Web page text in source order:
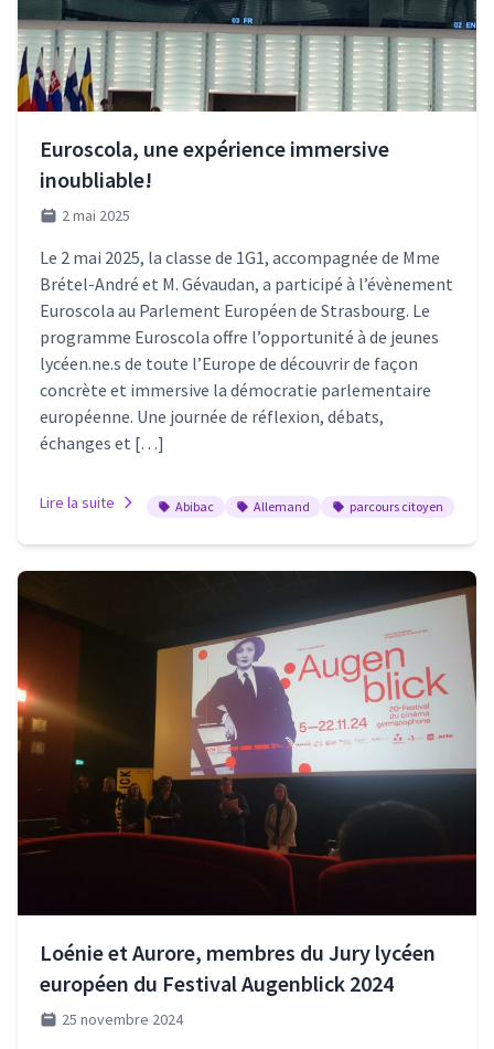
Euroscola, une expérience immersive
inoubliable!
2 mai 2025
Le 2 mai 2025, la classe de 1G1, accompagnée de Mme
Brétel-André et M. Gévaudan, a participé à l’évènement
Euroscola au Parlement Européen de Strasbourg. Le
programme Euroscola offre l’opportunité à de jeunes
lycéen.ne.s de toute l’Europe de découvrir de façon
concrète et immersive la démocratie parlementaire
européenne. Une journée de réflexion, débats,
échanges et […]
Lire la suite Abibac Allemand parcours citoyen
Loénie et Aurore, membres du Jury lycéen
européen du Festival Augenblick 2024
25 novembre 2024